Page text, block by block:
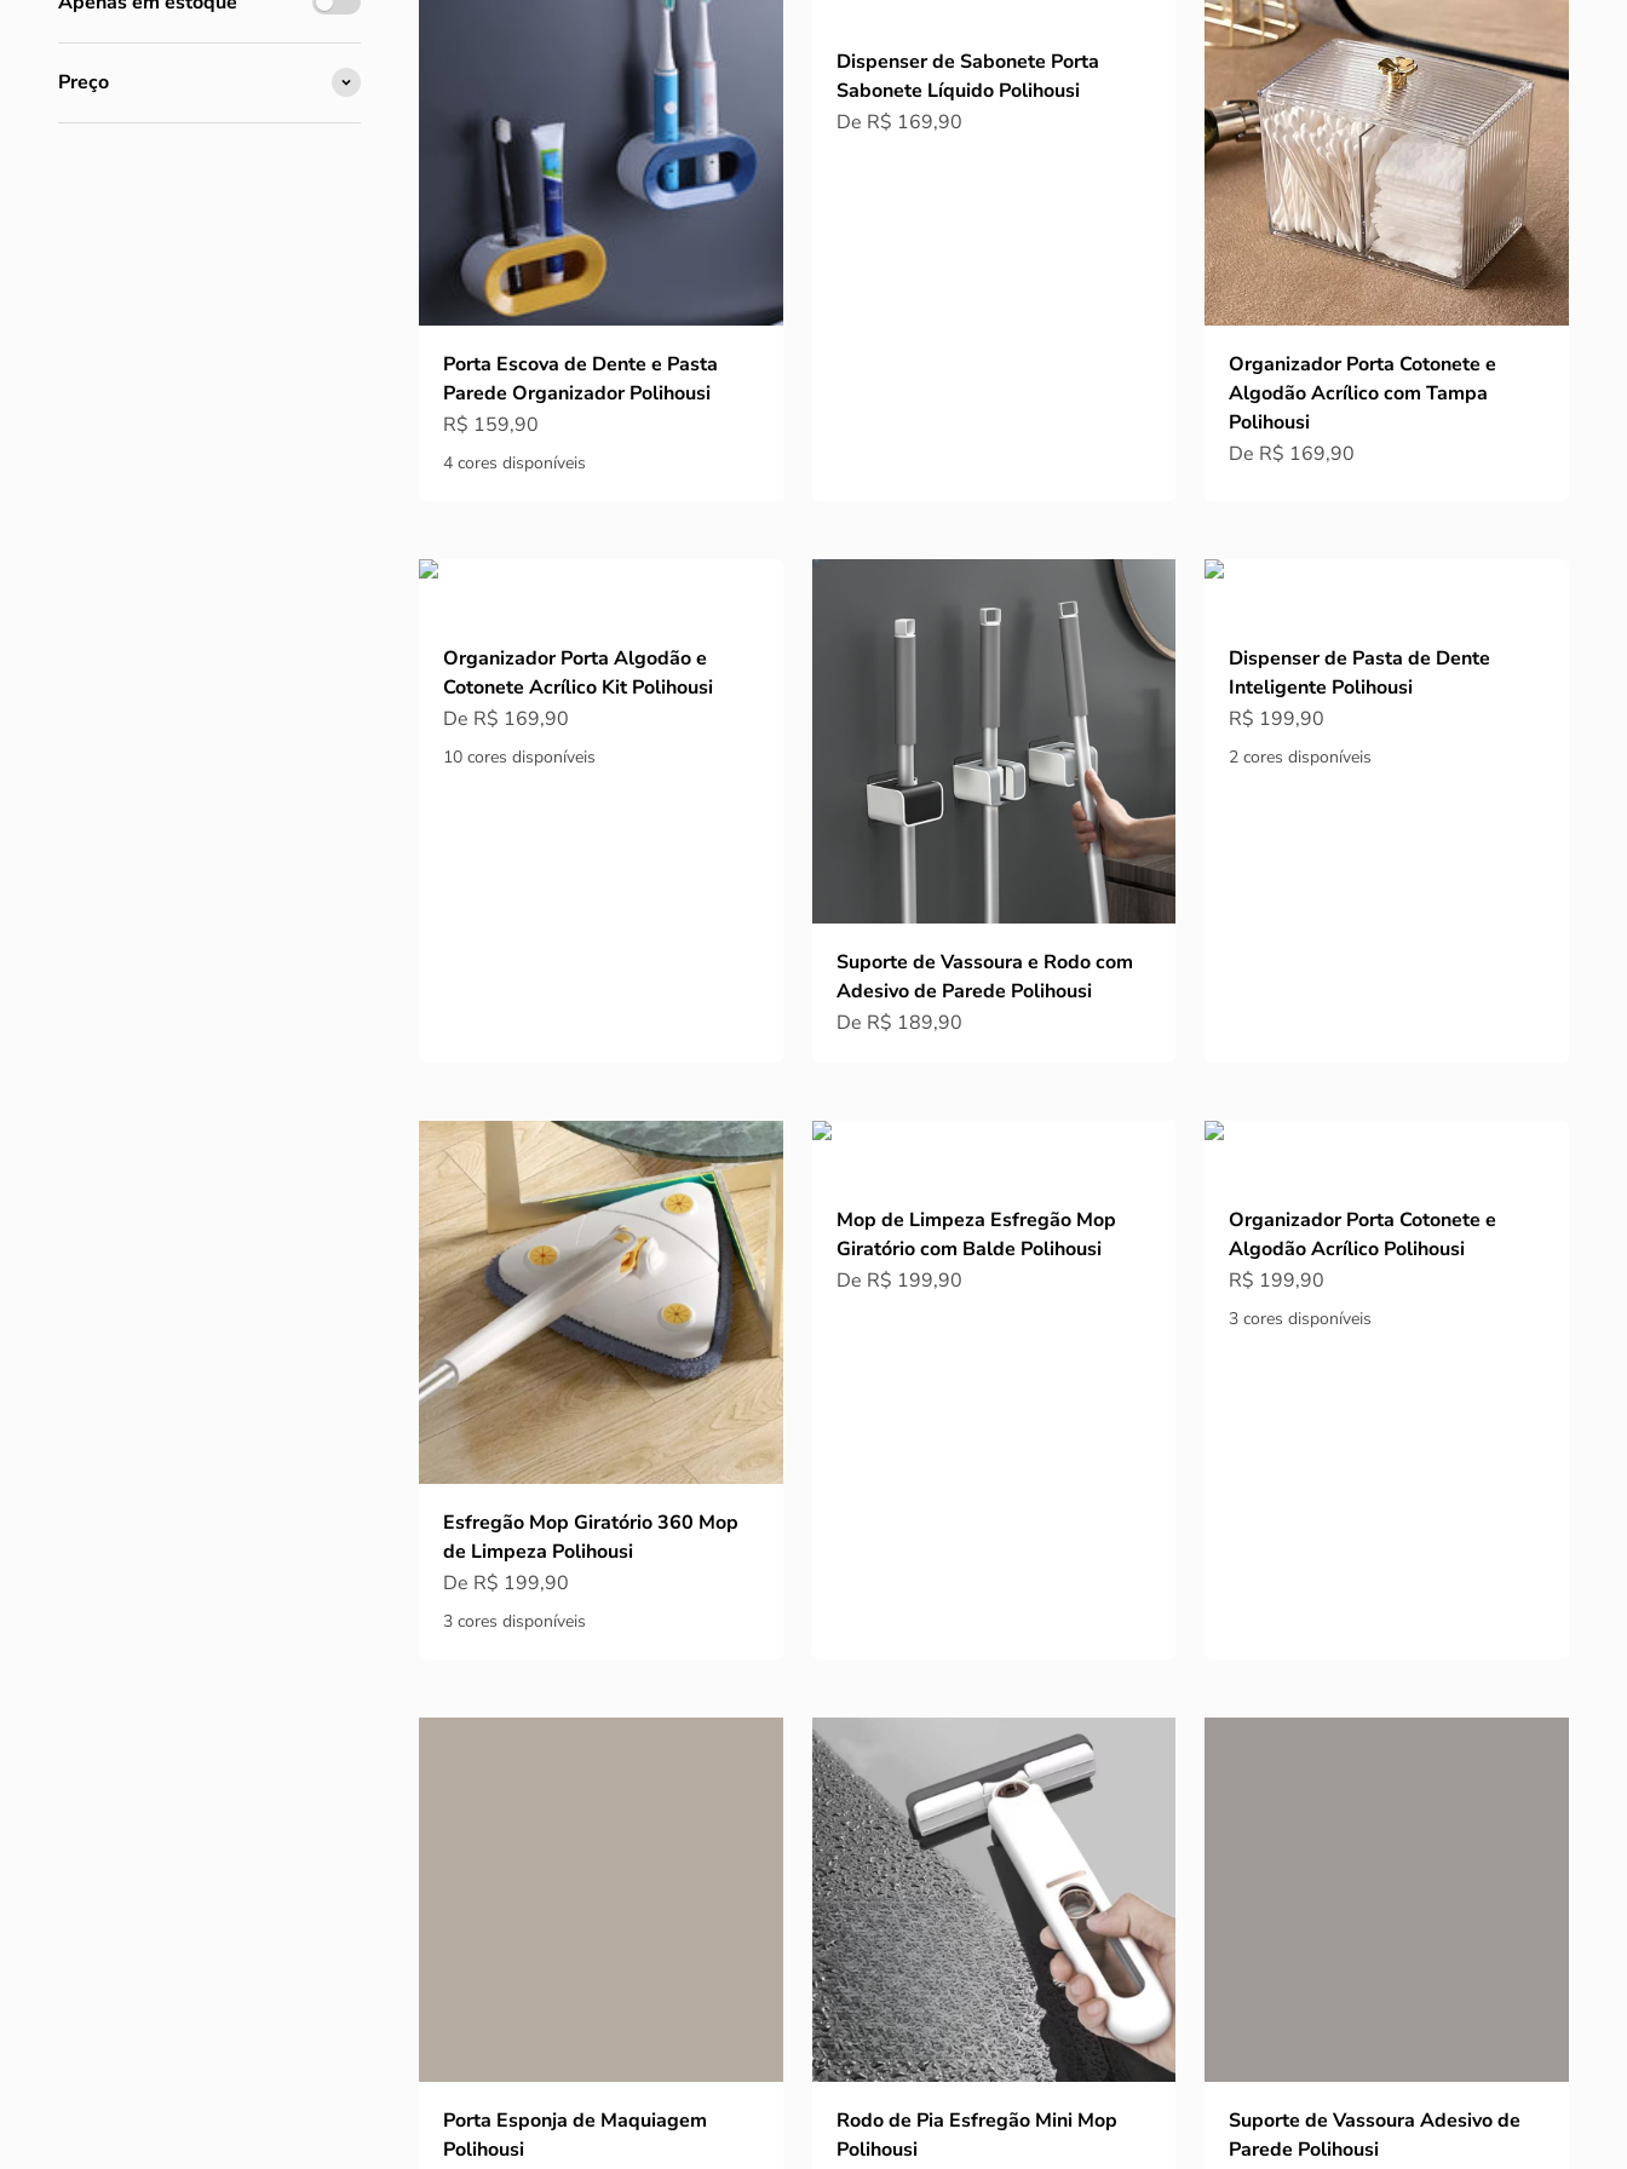
Preço
Porta Escova de Dente e Pasta
Parede Organizador Polihousi
Preço promocional
R$ 159,90
4 cores disponíveis
Dispenser de Sabonete Porta
Sabonete Líquido Polihousi
Preço promocional
De R$ 169,90
Organizador Porta Cotonete e
Algodão Acrílico com Tampa
Polihousi
Preço promocional
De R$ 169,90
Organizador Porta Algodão e
Cotonete Acrílico Kit Polihousi
Preço promocional
De R$ 169,90
10 cores disponíveis
Suporte de Vassoura e Rodo com
Adesivo de Parede Polihousi
Preço promocional
De R$ 189,90
Dispenser de Pasta de Dente
Inteligente Polihousi
Preço promocional
R$ 199,90
2 cores disponíveis
Esfregão Mop Giratório 360 Mop
de Limpeza Polihousi
Preço promocional
De R$ 199,90
3 cores disponíveis
Mop de Limpeza Esfregão Mop
Giratório com Balde Polihousi
Preço promocional
De R$ 199,90
Organizador Porta Cotonete e
Algodão Acrílico Polihousi
Preço promocional
R$ 199,90
3 cores disponíveis
Porta Esponja de Maquiagem
Polihousi
Rodo de Pia Esfregão Mini Mop
Polihousi
Suporte de Vassoura Adesivo de
Parede Polihousi